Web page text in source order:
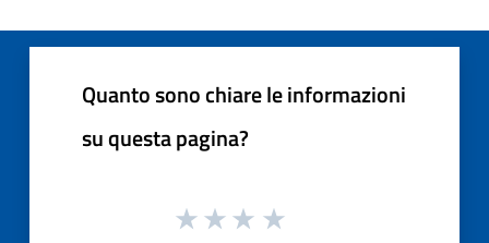
Quanto sono chiare le informazioni
su questa pagina?